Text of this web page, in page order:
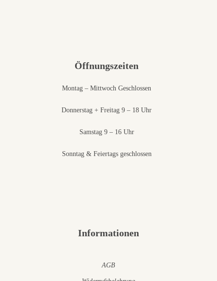
Öffnungszeiten
Montag – Mittwoch Geschlossen
Donnerstag + Freitag 9 – 18 Uhr
Samstag 9 – 16 Uhr
Sonntag & Feiertags geschlossen
Informationen
AGB